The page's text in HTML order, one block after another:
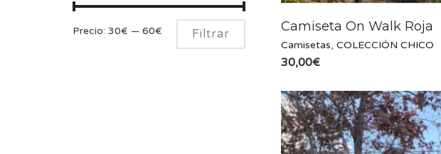
Camiseta On Walk Roja
Camisetas, COLECCIÓN CHICO
30,00€
Filtrar
Precio: 30€ — 60€